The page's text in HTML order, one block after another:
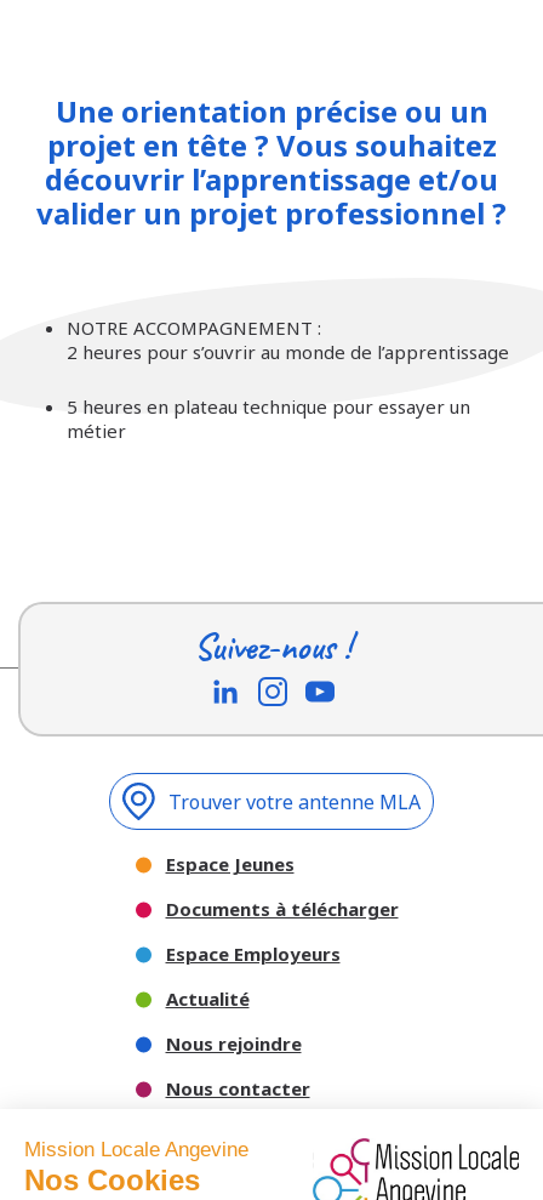
Une orientation précise ou un
projet en tête ? Vous souhaitez
découvrir l’apprentissage et/ou
valider un projet professionnel ?
NOTRE ACCOMPAGNEMENT :
2 heures pour s’ouvrir au monde de l’apprentissage
5 heures en plateau technique pour essayer un
métier
Suivez-nous !
Trouver votre antenne MLA
Espace Jeunes
Documents à télécharger
Espace Employeurs
Actualité
Nous rejoindre
Nous contacter
Mission Locale Angevine
Nos Cookies